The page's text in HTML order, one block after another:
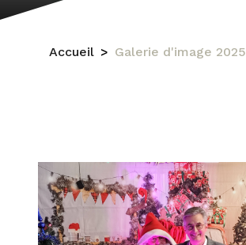
Accueil Galerie d'image 2025